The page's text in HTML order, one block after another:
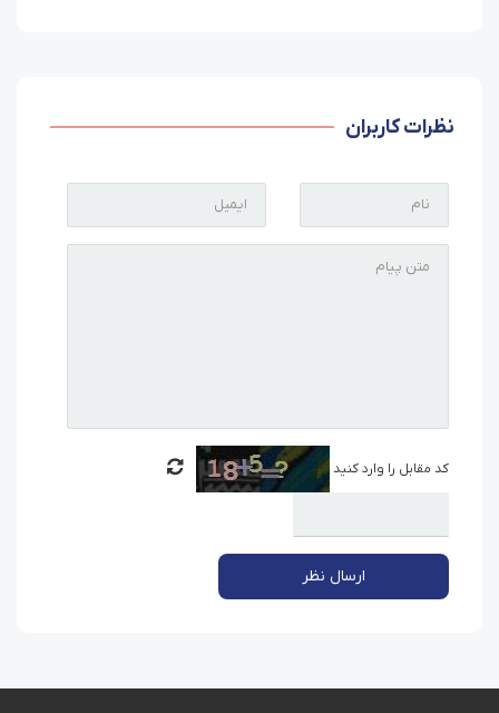
نظرات کاربران
کد مقابل را وارد کنید
ارسال نظر